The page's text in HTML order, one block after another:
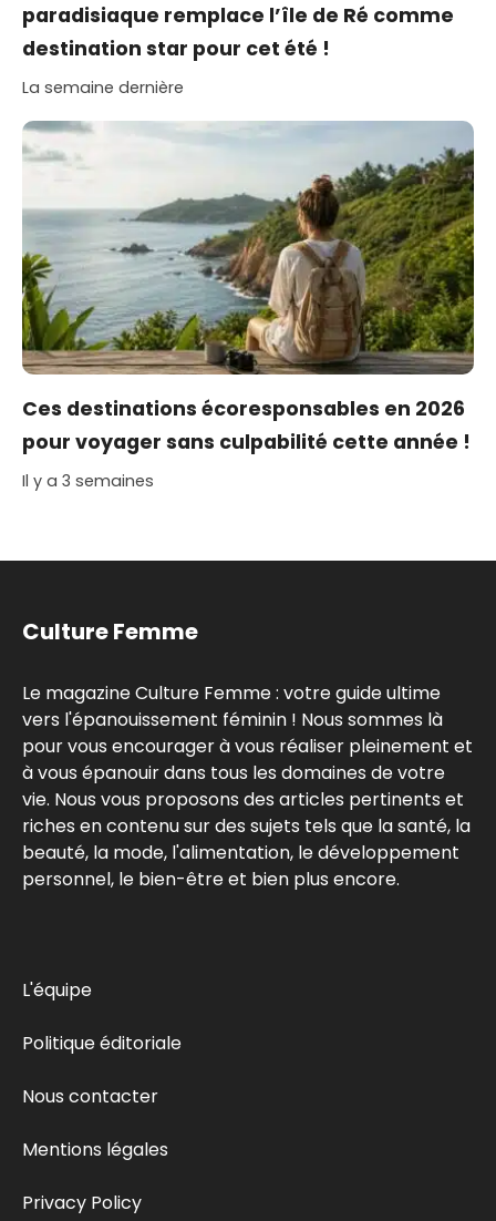
paradisiaque remplace l’île de Ré comme
destination star pour cet été !
La semaine dernière
Ces destinations écoresponsables en 2026
pour voyager sans culpabilité cette année !
Il y a 3 semaines
Culture Femme
Le magazine Culture Femme : votre guide ultime
vers l'épanouissement féminin ! Nous sommes là
pour vous encourager à vous réaliser pleinement et
à vous épanouir dans tous les domaines de votre
vie. Nous vous proposons des articles pertinents et
riches en contenu sur des sujets tels que la santé, la
beauté, la mode, l'alimentation, le développement
personnel, le bien-être et bien plus encore.
L'équipe
Politique éditoriale
Nous contacter
Mentions légales
Privacy Policy